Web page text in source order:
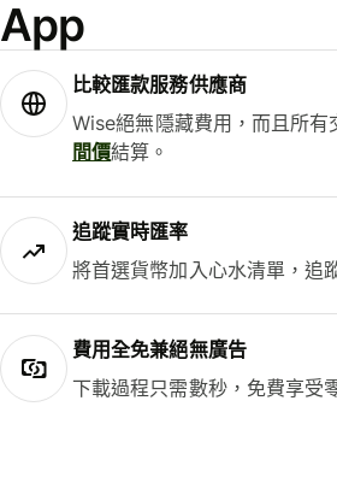
App
比較匯款服務供應商
Wise絕無隱藏費用，而且所有
間價結算。
追蹤實時匯率
將首選貨幣加入心水清單，追
費用全免兼絕無廣告
下載過程只需數秒，免費享受